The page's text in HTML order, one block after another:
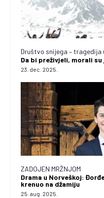
Društvo snijega – tragedija
Da bi preživjeli, morali
23. dec. 2025.
ZADOJEN MRŽNJOM
Drama u Norveškoj:
krenuo na džamiju
25. aug. 2025.